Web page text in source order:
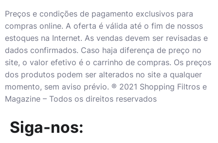
Preços e condições de pagamento exclusivos para
compras online. A oferta é válida até o fim de nossos
estoques na Internet. As vendas devem ser revisadas e
dados confirmados. Caso haja diferença de preço no
site, o valor efetivo é o carrinho de compras. Os preços
dos produtos podem ser alterados no site a qualquer
momento, sem aviso prévio. ® 2021 Shopping Filtros e
Magazine – Todos os direitos reservados
Siga-nos: